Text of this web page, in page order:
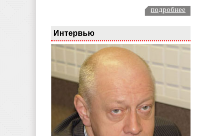
подробнее
Интервью